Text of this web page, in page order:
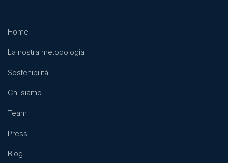
Home
La nostra metodologia
Sostenibilità
Chi siamo
Team
Press
Blog